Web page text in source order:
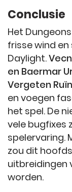
Conclusie
Het
frisse wind
Daylight.
en Baermar
Vergeten
en voegen
het spel. De
vele bugfixes
spelervaring.
zou dit
uitbreidingen
worden.